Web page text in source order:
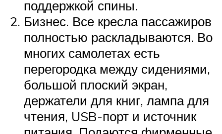
поддержкой спины.
Бизнес. Все кресла пассажиров
полностью раскладываются. Во
многих самолетах есть
перегородка между сидениями,
большой плоский экран,
держатели для книг, лампа для
чтения, USB-порт и источник